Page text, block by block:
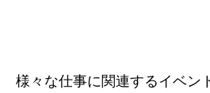
様々な仕事に関連するイベン